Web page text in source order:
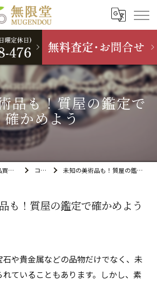
品も！質屋の鑑定で
確かめよう
堺・和泉の骨董品買取なら無限堂 コラム 未知の美術品も！質屋の鑑定で確かめよう
も！質屋の鑑定で確かめよう
や貴金属などの品物だけでなく、未
ていることもあります。しかし、素